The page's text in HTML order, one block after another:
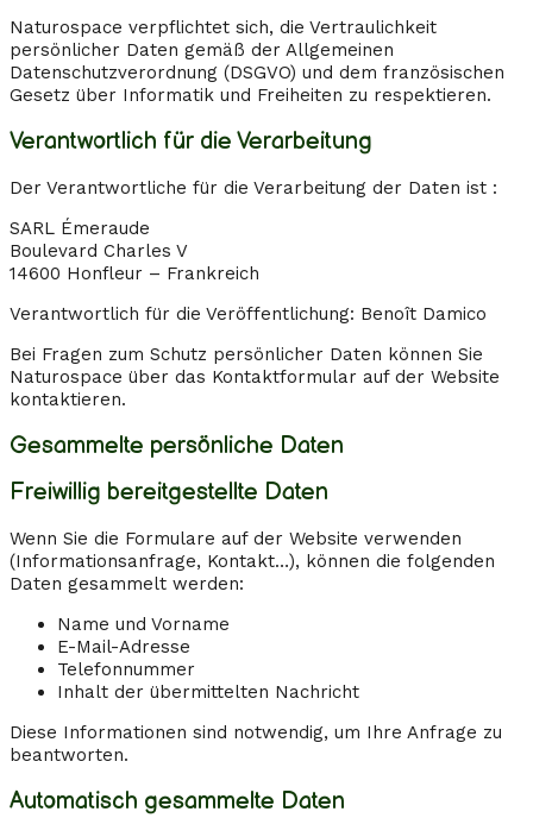
Naturospace verpflichtet sich, die Vertraulichkeit
persönlicher Daten gemäß der Allgemeinen
Datenschutzverordnung (DSGVO) und dem französischen
Gesetz über Informatik und Freiheiten zu respektieren.
Verantwortlich für die Verarbeitung
Der Verantwortliche für die Verarbeitung der Daten ist :
SARL Émeraude
Boulevard Charles V
14600 Honfleur – Frankreich
Verantwortlich für die Veröffentlichung: Benoît Damico
Bei Fragen zum Schutz persönlicher Daten können Sie
Naturospace über das Kontaktformular auf der Website
kontaktieren.
Gesammelte persönliche Daten
Freiwillig bereitgestellte Daten
Wenn Sie die Formulare auf der Website verwenden
(Informationsanfrage, Kontakt…), können die folgenden
Daten gesammelt werden:
Name und Vorname
E-Mail-Adresse
Telefonnummer
Inhalt der übermittelten Nachricht
Diese Informationen sind notwendig, um Ihre Anfrage zu
beantworten.
Automatisch gesammelte Daten